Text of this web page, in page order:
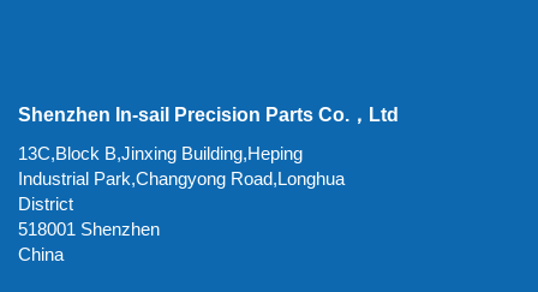
Shenzhen In-sail Precision Parts Co.，Ltd
13C,Block B,Jinxing Building,Heping
Industrial Park,Changyong Road,Longhua
District
518001 Shenzhen
China